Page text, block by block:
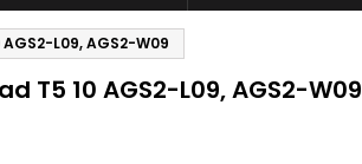
L09, AGS2-W09
T5 10 AGS2-L09, AGS2-W09